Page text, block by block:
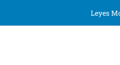
Leyes